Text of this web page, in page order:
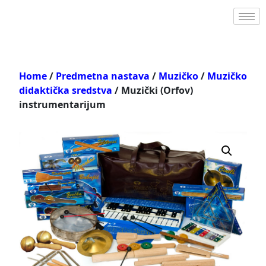
Home/ Predmetna nastava / Muzičko/ Muzičko
didaktička sredstva / Muzički (Orfov)
instrumentarijum